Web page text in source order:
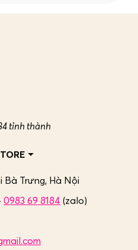
tỉnh thành
Bà Trưng, Hà Nội
0983 69 8184 (zalo)